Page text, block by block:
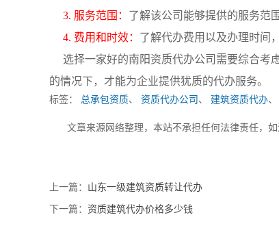
3. 服务范围： 了解该公司能够提供的服务范
4. 费用和时效： 了解代办费用以及办理时间
选择一家好的南阳资质代办公司需要综合考
的情况下，才能为企业提供犹质的代办服务。
标签： 总承包资质、 资质代办公司 、 建筑资质代办、
文章来源网络整理，本站不承担任何法律责任，
上一篇： 山东一级建筑资质转让代办
下一篇： 资质建筑代办价格多少钱